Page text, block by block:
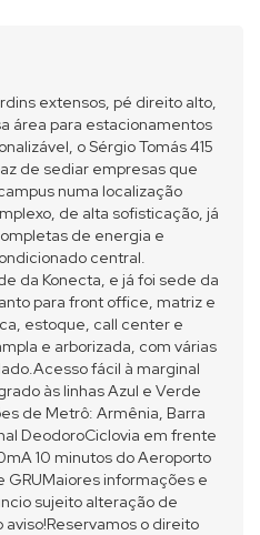
extensos, pé direito alto,
área para estacionamentos
o Sérgio Tomás 415
de sediar empresas que
numa localização
de alta sofisticação, já
de energia e
central.
da Konecta, e já foi sede da
para front office, matriz e
estoque, call center e
e arborizada, com várias
fácil à marginal
às linhas Azul e Verde
de Metrô: Armênia, Barra
DeodoroCiclovia em frente
10 minutos do Aeroporto
informações e
sujeito alteração de
o direito